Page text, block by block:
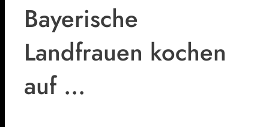
Bayerische
Landfrauen kochen
auf ...